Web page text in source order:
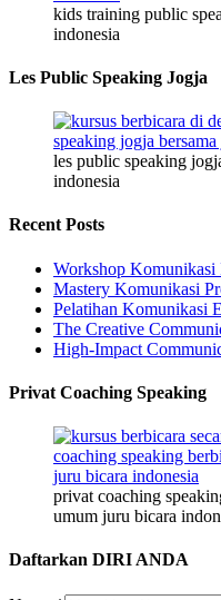
kids training public
indonesia
Les Public Speaking Jogja
les public speaking
indonesia
Recent Posts
Workshop Komunikasi
Mastery Komunikasi
Pelatihan Komunikasi
The Creative
High-Impact
Privat Coaching Speaking
privat coaching
umum juru bicara
Daftarkan DIRI ANDA